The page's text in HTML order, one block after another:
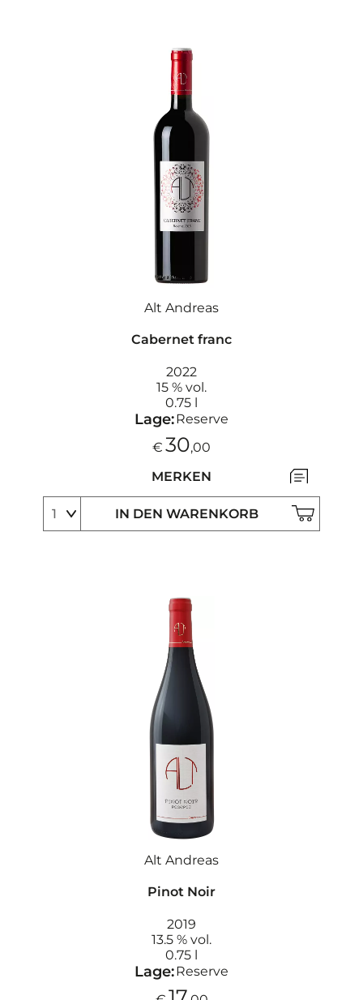
Alt Andreas
Cabernet franc
2022
15 % vol.
0.75 l
Lage:Reserve
€ 30,00
MERKEN
IN DEN WARENKORB
Alt Andreas
Pinot Noir
2019
13.5 % vol.
0.75 l
Lage:Reserve